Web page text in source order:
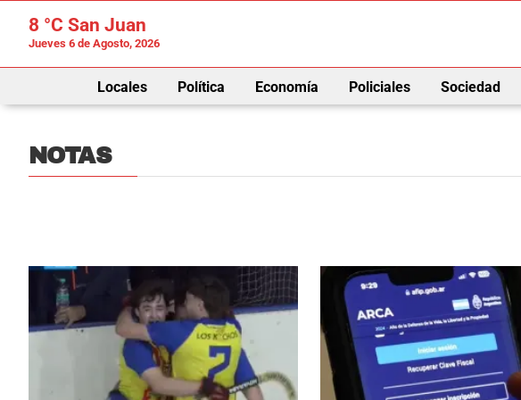
8 °C San Juan
Jueves 6 de Agosto, 2026
Locales Política Economía Policiales Sociedad
NOTAS